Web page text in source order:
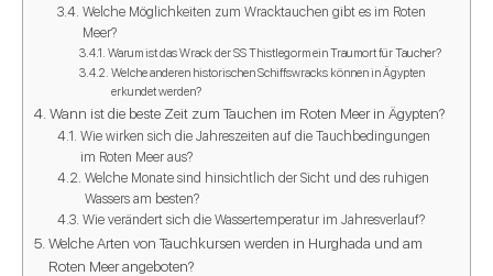
Welche Möglichkeiten zum Wracktauchen gibt es im Roten
Meer?
Warum ist das Wrack der SS Thistlegorm ein Traumort für Taucher?
Welche anderen historischen Schiffswracks können in Ägypten
erkundet werden?
Wann ist die beste Zeit zum Tauchen im Roten Meer in Ägypten?
Wie wirken sich die Jahreszeiten auf die Tauchbedingungen
im Roten Meer aus?
Welche Monate sind hinsichtlich der Sicht und des ruhigen
Wassers am besten?
Wie verändert sich die Wassertemperatur im Jahresverlauf?
Welche Arten von Tauchkursen werden in Hurghada und am
Roten Meer angeboten?